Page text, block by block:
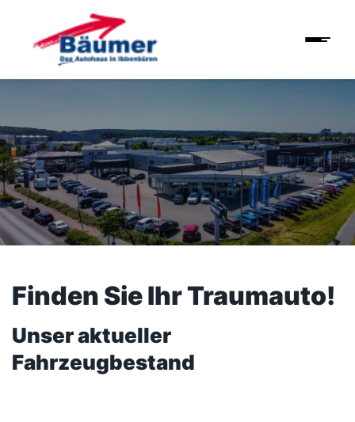
Finden Sie Ihr Traumauto!
Unser aktueller
Fahrzeugbestand